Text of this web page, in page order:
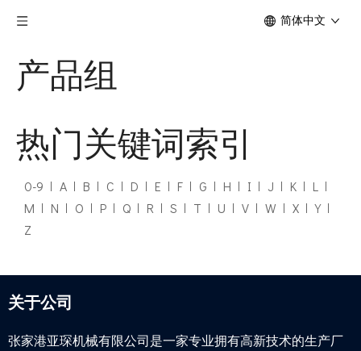
简体中文
产品组
热门关键词索引
0-9 A B C D E F G H I J K
L
M
N O P Q R S T U V W X
Y
Z
关于公司
张家港亚琛机械有限公司是一家专业拥有高新技术的生产厂